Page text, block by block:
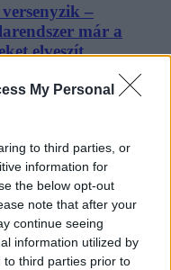
My Personal
to third parties, or
information for
the below opt-out
note that after your
continue seeing
information utilized by
to third parties prior to
–
már a
elveszít
gyerekeket ismeri fel
gyorsan
másképp gondolkodnak,
nem férnek bele a